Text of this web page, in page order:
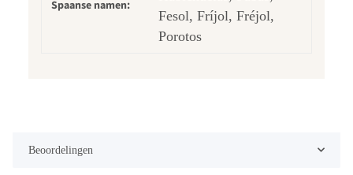
Spaanse namen:
Fesol, Fríjol, Fréjol,
Porotos
Beoordelingen